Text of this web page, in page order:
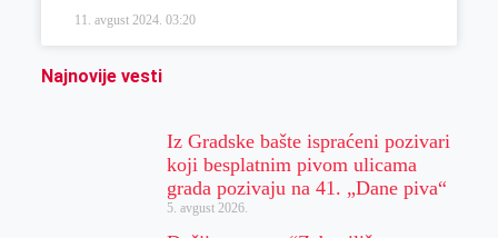
11. avgust 2024. 03:20
Najnovije vesti
Iz Gradske bašte ispraćeni pozivari
koji besplatnim pivom ulicama
grada pozivaju na 41. „Dane piva“
5. avgust 2026.